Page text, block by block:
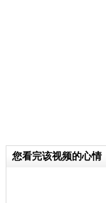
您看完该视频的心情